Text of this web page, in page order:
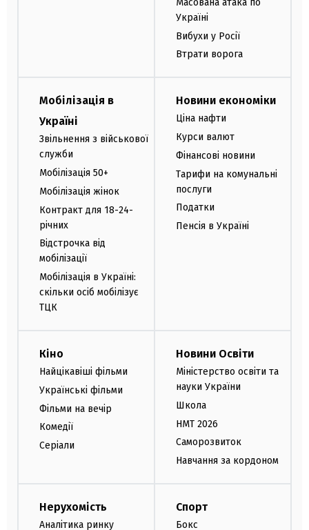
Україні
Вибухи у Росії
Втрати ворога
Мобілізація в
Україні
Звільнення з військової
служби
Мобілізація 50+
Мобілізація жінок
Контракт для 18-24-
річних
Відстрочка від
мобілізації
Мобілізація в Україні:
скільки осіб мобілізує
ТЦК
Новини економіки
Ціна нафти
Курси валют
Фінансові новини
Тарифи на комунальні
послуги
Податки
Пенсія в Україні
Кіно
Найцікавіші фільми
Українські фільми
Фільми на вечір
Комедії
Серіали
Новини Освіти
Міністерство освіти та
науки України
Школа
НМТ 2026
Саморозвиток
Навчання за кордоном
Нерухомість
Аналітика ринку
Спорт
Бокс